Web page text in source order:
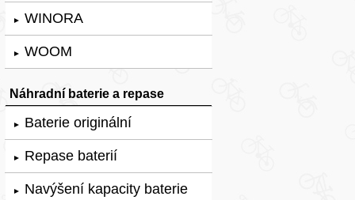
► WINORA
► WOOM
Náhradní baterie a repase
► Baterie originální
► Repase baterií
► Navýšení kapacity baterie